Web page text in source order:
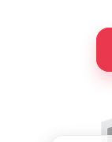
Мовна
SIP-